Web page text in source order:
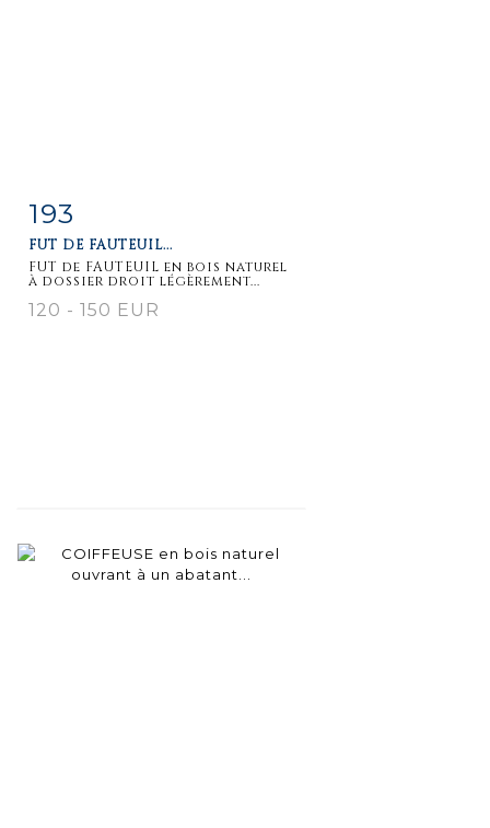
Item detail
193
FUT DE FAUTEUIL...
FUT de FAUTEUIL en bois naturel
à dossier droit légèrement...
120 - 150 EUR